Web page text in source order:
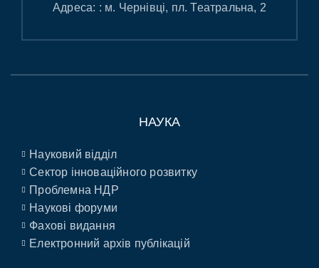
Адреса: : м. Чернівці, пл. Театральна, 2
НАУКА
Науковий відділ
Сектор інноваційного розвитку
Проблемна НДР
Наукові форуми
Фахові видання
Електронний архів публікацій